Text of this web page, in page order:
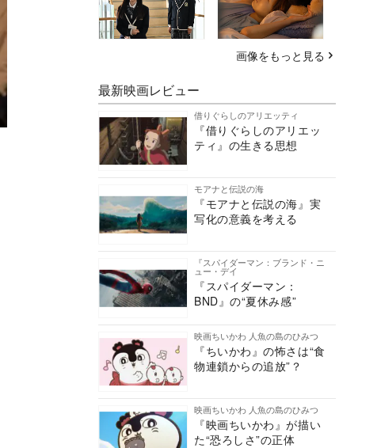
画像をもっと見る
最新映画レビュー
借りぐらしのアリエッティ
『借りぐらしのアリエッ
ティ』の生きる思想
モアナと伝説の海
『モアナと伝説の海』実
写化の意義を考える
『スパイダーマン：ブランド・ニ
ュー・デイ
『スパイダーマン：
BND』の“夏休み感”
映画ちいかわ 人魚の島のひみつ
『ちいかわ』の怖さは“食
物連鎖からの追放”？
映画ちいかわ 人魚の島のひみつ
『映画ちいかわ』が描い
た“恐ろしさ”の正体